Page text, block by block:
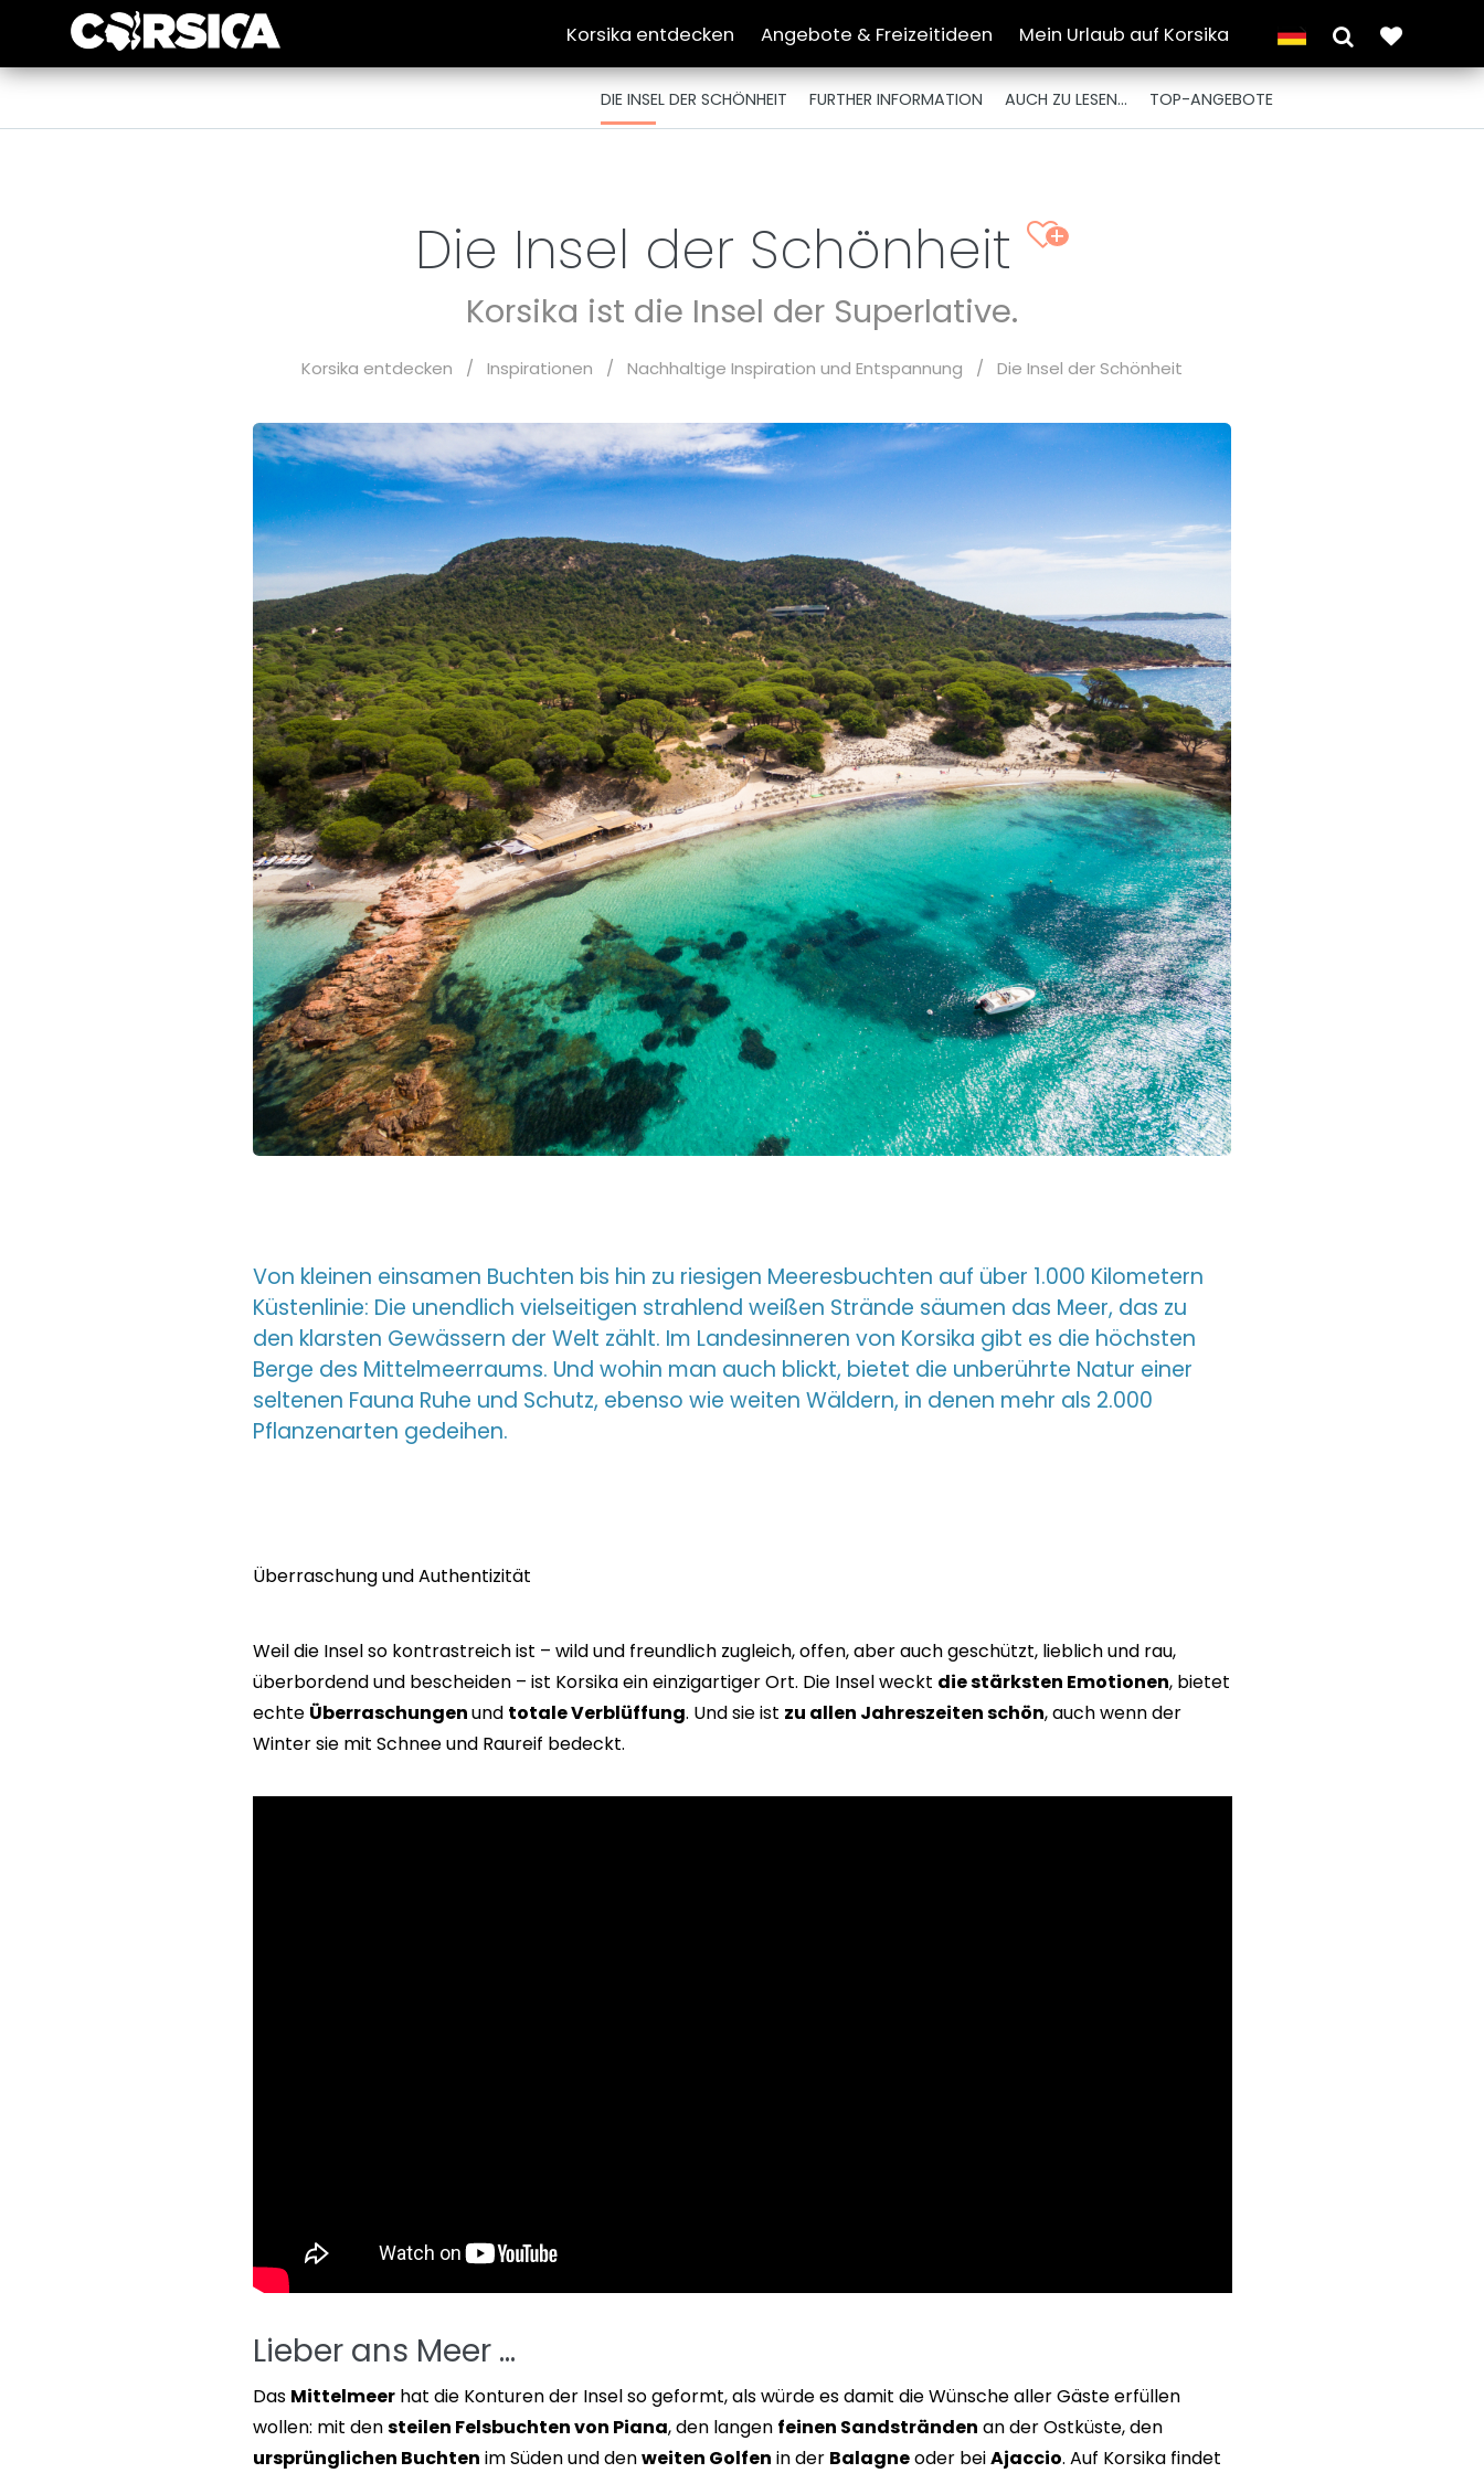
Korsika entdecken Angebote & Freizeitideen Mein Urlaub auf Korsika
DIE INSEL DER SCHÖNHEIT FURTHER INFORMATION AUCH ZU LESEN... TOP-ANGEBOTE
Die Insel der Schönheit +
Korsika ist die Insel der Superlative.
Korsika entdecken / Inspirationen / Nachhaltige Inspiration und Entspannung / Die Insel der Schönheit
Von kleinen einsamen Buchten bis hin zu riesigen Meeresbuchten auf über 1.000 Kilometern
Küstenlinie: Die unendlich vielseitigen strahlend weißen Strände säumen das Meer, das zu
den klarsten Gewässern der Welt zählt. Im Landesinneren von Korsika gibt es die höchsten
Berge des Mittelmeerraums. Und wohin man auch blickt, bietet die unberührte Natur einer
seltenen Fauna Ruhe und Schutz, ebenso wie weiten Wäldern, in denen mehr als 2.000
Pflanzenarten gedeihen.
Überraschung und Authentizität
Weil die Insel so kontrastreich ist – wild und freundlich zugleich, offen, aber auch geschützt, lieblich und rau,
überbordend und bescheiden – ist Korsika ein einzigartiger Ort. Die Insel weckt die stärksten Emotionen, bietet
echte Überraschungenund totale Verblüffung. Und sie ist zu allen Jahreszeiten schön, auch wenn der
Winter sie mit Schnee und Raureif bedeckt.
Lieber ans Meer …
Das Mittelmeerhat die Konturen der Insel so geformt, als würde es damit die Wünsche aller Gäste erfüllen
wollen: mit densteilen Felsbuchten von Piana, den langen feinen Sandstränden an der Ostküste, den
ursprünglichen Buchten im Süden und denweiten Golfen in der Balagneoder beiAjaccio. Auf Korsika findet